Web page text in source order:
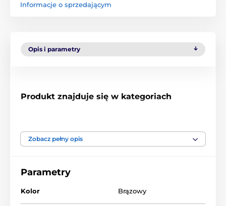
Informacje o sprzedającym
Opis i parametry
Produkt znajduje się w kategoriach
% Akcesoria
Zobacz pełny opis
Parametry
Kolor Brązowy